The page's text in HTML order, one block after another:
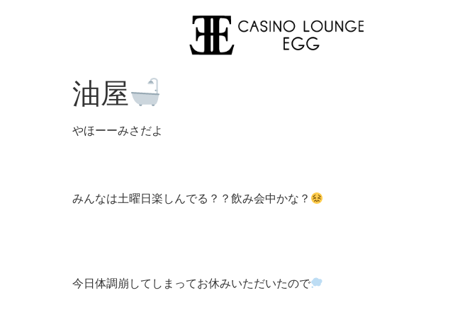
油屋
やほーーみさだよ
みんなは土曜日楽しんでる？？飲み会中かな？
今日体調崩してしまってお休みいただいたので